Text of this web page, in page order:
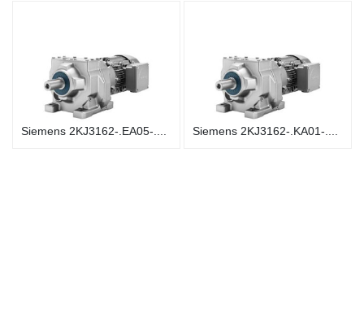
Siemens 2KJ3162-.EA05-.... Siemens 2KJ3162-.KA01-....